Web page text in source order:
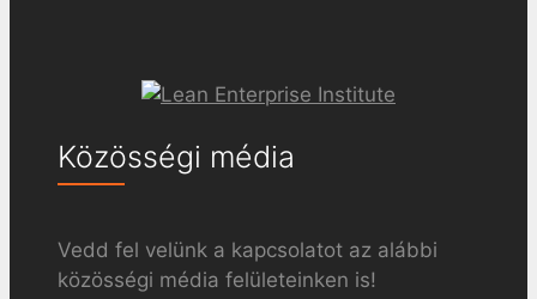
Közösségi média
Vedd fel velünk a kapcsolatot az alábbi
közösségi média felületeinken is!